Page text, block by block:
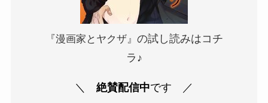
『漫画家とヤクザ』 の試し読みはコチ
ラ♪
＼ 絶賛配信中です ／